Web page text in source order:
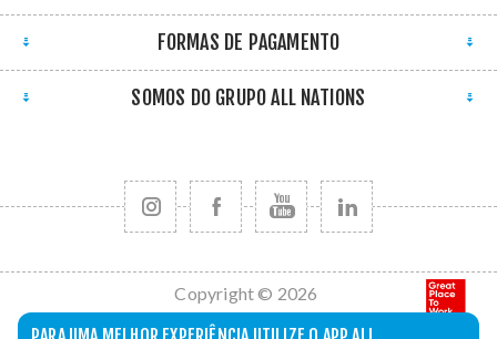
FORMAS DE PAGAMENTO
SOMOS DO GRUPO ALL NATIONS
Copyright © 2026
All Nations. Todos